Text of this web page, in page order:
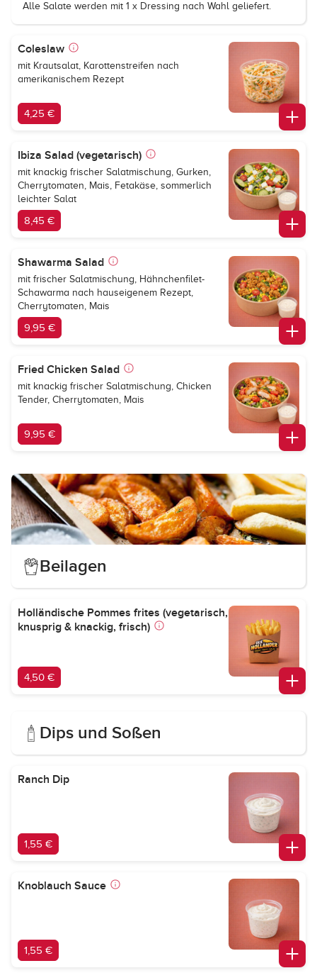
Alle Salate werden mit 1 x Dressing nach Wahl geliefert.
Coleslaw
mit Krautsalat, Karottenstreifen nach
amerikanischem Rezept
4,25 €
Ibiza Salad (vegetarisch)
mit knackig frischer Salatmischung, Gurken,
Cherrytomaten, Mais, Fetakäse, sommerlich
leichter Salat
8,45 €
Shawarma Salad
mit frischer Salatmischung, Hähnchenfilet-
Schawarma nach hauseigenem Rezept,
Cherrytomaten, Mais
9,95 €
Fried Chicken Salad
mit knackig frischer Salatmischung, Chicken
Tender, Cherrytomaten, Mais
9,95 €
Beilagen
Holländische Pommes frites (vegetarisch,
knusprig & knackig, frisch)
4,50 €
Dips und Soßen
Ranch Dip
1,55 €
Knoblauch Sauce
1,55 €